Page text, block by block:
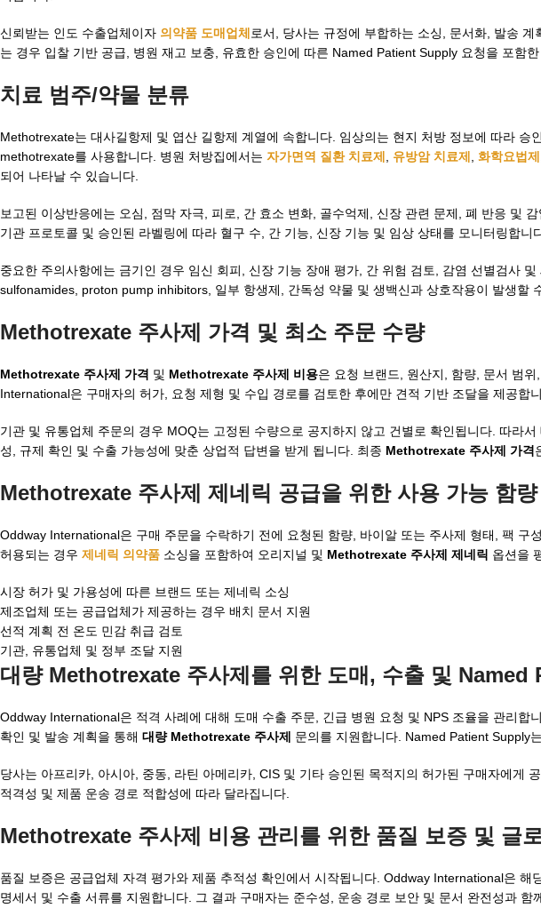
신뢰받는 인도 수출업체이자 의약품 도매업체로서, 당사는 규정에 부합하는 소싱, 문서화, 발송
는 경우 입찰 기반 공급, 병원 재고 보충, 유효한 승인에 따른 Named Patient Supply 요청을 포함
치료 범주/약물 분류
Methotrexate는 대사길항제 및 엽산 길항제 계열에 속합니다. 임상의는 현지 처방 정보에 따라 승
methotrexate를 사용합니다. 병원 처방집에서는 자가면역 질환 치료제 유방암 치료제 화학요법제
되어 나타날 수 있습니다.
보고된 이상반응에는 오심, 점막 자극, 피로, 간 효소 변화, 골수억제, 신장 관련 문제, 폐 반응 및
기관 프로토콜 및 승인된 라벨링에 따라 혈구 수, 간 기능, 신장 기능 및 임상 상태를 모니터링합니
중요한 주의사항에는 금기인 경우 임신 회피, 신장 기능 장애 평가, 간 위험 검토, 감염 선별검사
sulfonamides, proton pump inhibitors, 일부 항생제, 간독성 약물 및 생백신과 상호작용이 발생할
Methotrexate 주사제 가격 및 최소 주문 수량
Methotrexate 주사제 가격 및 Methotrexate 주사제 비용은 요청 브랜드, 원산지, 함량, 문서 범
International은 구매자의 허가, 요청 제형 및 수입 경로를 검토한 후에만 견적 기반 조달을 제공합
기관 및 유통업체 주문의 경우 MOQ는 고정된 수량으로 공지하지 않고 건별로 확인됩니다. 따라서
성, 규제 확인 및 수출 가능성에 맞춘 상업적 답변을 받게 됩니다. 최종 Methotrexate 주사제 가격
Methotrexate 주사제 제네릭 공급을 위한 사용 가능 함
Oddway International은 구매 주문을 수락하기 전에 요청된 함량, 바이알 또는 주사제 형태, 팩 구
허용되는 경우 제네릭 의약품 소싱을 포함하여 오리지널 및 Methotrexate 주사제 제네릭 옵션을
시장 허가 및 가용성에 따른 브랜드 또는 제네릭 소싱
제조업체 또는 공급업체가 제공하는 경우 배치 문서 지원
선적 계획 전 온도 민감 취급 검토
기관, 유통업체 및 정부 조달 지원
대량 Methotrexate 주사제를 위한 도매, 수출 및
Oddway International은 적격 사례에 대해 도매 수출 주문, 긴급 병원 요청 및 NPS 조율을 관리합
확인 및 발송 계획을 통해 대량 Methotrexate 주사제 문의를 지원합니다. Named Patient Supply
당사는 아프리카, 아시아, 중동, 라틴 아메리카, CIS 및 기타 승인된 목적지의 허가된 구매자에게
적격성 및 제품 운송 경로 적합성에 따라 달라집니다.
Methotrexate 주사제 비용 관리를 위한 품질 보증 및 글
품질 보증은 공급업체 자격 평가와 제품 추적성 확인에서 시작됩니다. Oddway International은
명세서 및 수출 서류를 지원합니다. 그 결과 구매자는 준수성, 운송 경로 보안 및 문서 완전성과 함